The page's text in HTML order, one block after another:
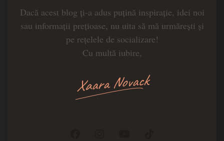
Dacă acest blog ți-a adus puțină inspirație, idei noi
sau informații prețioase, nu uita să mă urmărești și
pe rețelele de socializare!
Cu multă iubire,
Xaara Novack